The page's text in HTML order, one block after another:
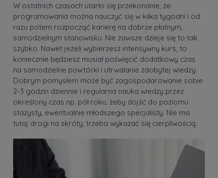
W ostatnich czasach utarło się przekonanie, że
programowania można nauczyć się w kilka tygodni i od
razu potem rozpocząć karierę na dobrze płatnym,
samodzielnym stanowisku. Nie zawsze dzieje się to tak
szybko. Nawet jeżeli wybierzesz intensywny kurs, to
koniecznie będziesz musiał poświęcić dodatkowy czas
na samodzielne powtórki i utrwalanie zdobytej wiedzy.
Dobrym pomysłem może być zagospodarowanie sobie
2-3 godzin dziennie i regularna nauka wiedzy przez
określony czas np. pół roku, żeby dojść do poziomu
stażysty, ewentualnie młodszego specjalisty. Nie ma
tutaj drogi na skróty, trzeba wykazać się cierpliwością.